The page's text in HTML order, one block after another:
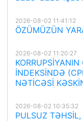
2026-08-02 11:41:12
ÖZÜMÜZÜN
2026-08-02 11:20:27
İNDEKSİNDƏ
NƏTİCƏSİ
2026-08-02 10:35:32
PULSUZ